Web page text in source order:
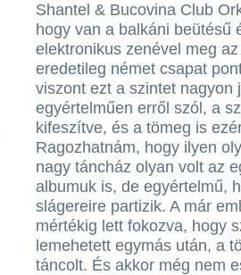
Shantel & Bucovina Club
hogy van a balkáni beütésű
elektronikus zenével meg
eredetileg német csapat
viszont ezt a szintet nagyon
egyértelműen erről szól, a
kifeszítve, és a tömeg is
Ragozhatnám, hogy ilyen
nagy táncház olyan volt az
albumuk is, de egyértelmű,
slágereire partizik. A már
mértékig lett fokozva, hogy
lemehetett egymás után, a
táncolt. És akkor még nem